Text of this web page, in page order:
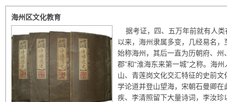
海州区文化教育
据考证，四、五万年前就有人类
以来，海州隶属多变，几经易名
始称海州，其后一直为历朝府、州
郡”和“淮海东来第一城”之称。海
山、青莲岗文化交汇特征的史前
学论道并登山望海，宋朝石曼卿
疾、李清照留下大量诗词，李汝